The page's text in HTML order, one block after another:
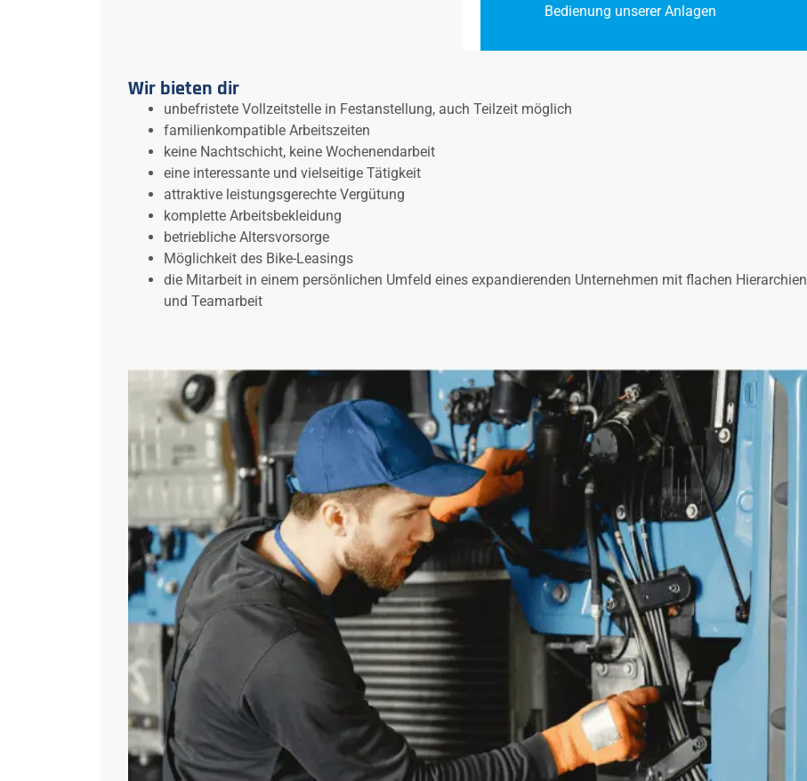
Bedienung unserer Anlagen
Wir bieten dir
unbefristete Vollzeitstelle in Festanstellung, auch Teilzeit möglich
familienkompatible Arbeitszeiten
keine Nachtschicht, keine Wochenendarbeit
eine interessante und vielseitige Tätigkeit
attraktive leistungsgerechte Vergütung
komplette Arbeitsbekleidung
betriebliche Altersvorsorge
Möglichkeit des Bike-Leasings
die Mitarbeit in einem persönlichen Umfeld eines expandierenden Unternehmen mit flachen Hierarchien
und Teamarbeit